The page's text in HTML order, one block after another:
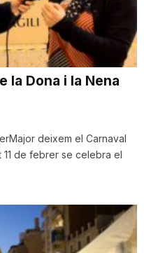
la Dona i la Nena
deixem el Carnaval
de febrer se celebra el